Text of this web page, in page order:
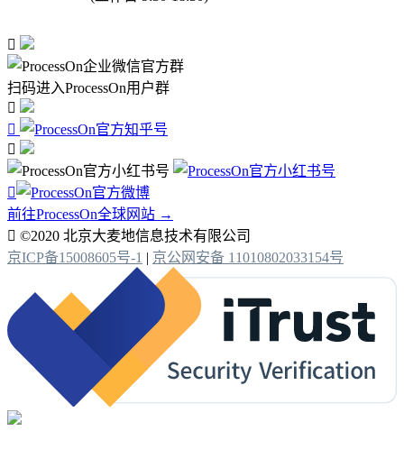

扫码进入ProcessOn用户群




前往ProcessOn全球网站 →
 ©2020 北京大麦地信息技术有限公司
京ICP备15008605号-1 | 京公网安备 11010802033154号